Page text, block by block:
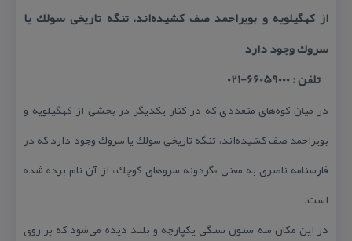
از كهگیلویه و بویراحمد صف كشیده‌اند، تنگه‌ تاریخی سولك یا
سروك وجود دارد
تلفن : 66059000-021
در میان كوه‌های متعددی كه در كنار یكدیگر در بخشی از كهگیلویه و
بویراحمد صف كشیده‌اند، تنگه‌ تاریخی سولك یا سروك وجود دارد كه در
فارسنامه ناصری به معنی «گردونه سروهای كوچك» از آن نام برده شده
است.
در این مكان سه ستون سنگی یكپارچه و بلند دیده می‌شود كه بر روی